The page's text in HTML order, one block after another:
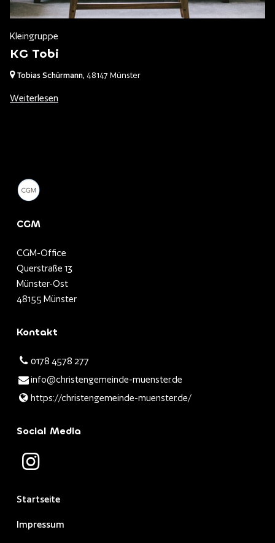
Kleingruppe
KG Tobi
Tobias Schürmann, 48147 Münster
Weiterlesen
CGM
CGM-Office
Querstraße 13
Münster-Ost
48155 Münster
Kontakt
0178 4578 277
info@​christengemeinde-muenster.​de
https://christengemeinde-muenster.​de/
Social Media
Startseite
Impressum